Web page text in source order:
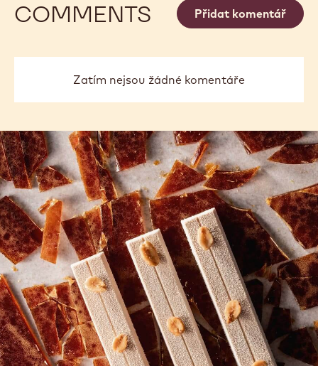
COMMENTS Přidat komentář
Zatím nejsou žádné komentáře